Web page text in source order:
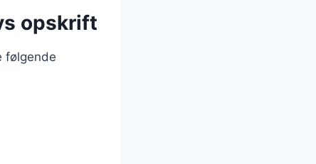
opskrift
følgende